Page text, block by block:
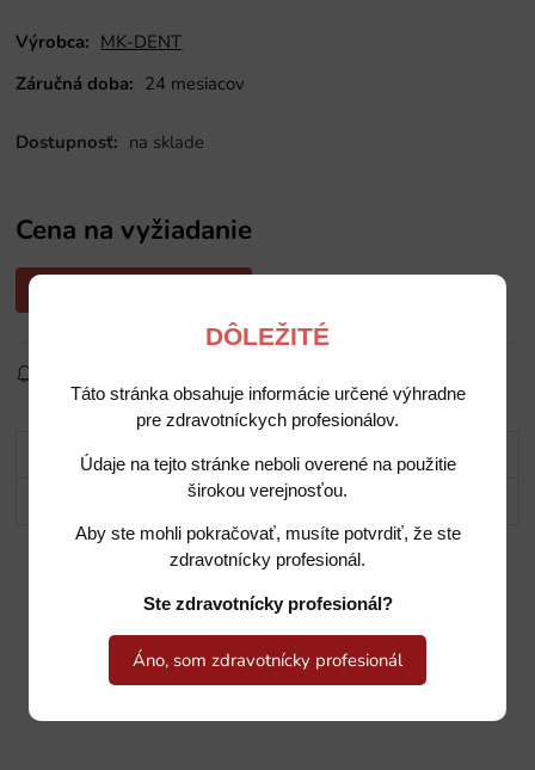
DÔLEŽITÉ
Táto stránka obsahuje informácie určené výhradne
pre zdravotníckych profesionálov.
Údaje na tejto stránke neboli overené na použitie
širokou verejnosťou.
Aby ste mohli pokračovať, musíte potvrdiť, že ste
zdravotnícky profesionál.
Ste zdravotnícky profesionál?
Áno, som zdravotnícky profesionál
Výrobca: MK-DENT
Záručná doba: 24 mesiacov
Dostupnosť: na sklade
Cena na vyžiadanie
Popis
Potrebujete poradiť?